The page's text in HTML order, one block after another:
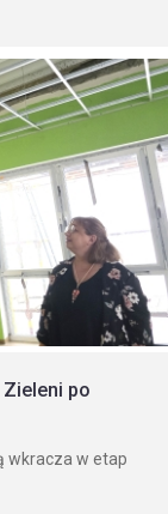
Zieleni po
wkracza w etap